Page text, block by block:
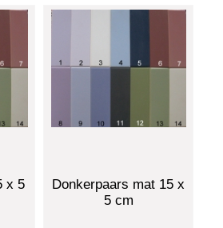
x 5
Donkerpaars mat 15 x
5 cm